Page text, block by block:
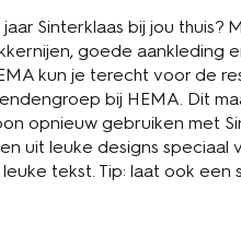
Sinterklaas bij jou
goede aankleding
kun je terecht voor de
bij HEMA. Dit
opnieuw gebruiken met
uit leuke designs
tekst. Tip: laat ook een